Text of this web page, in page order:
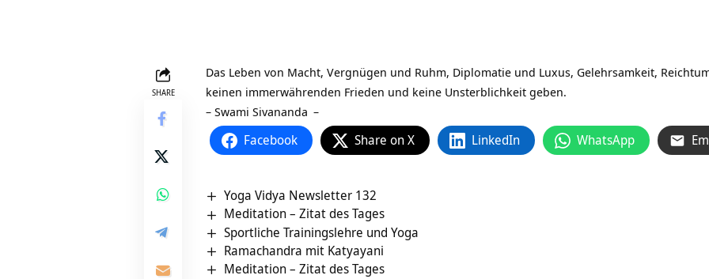
SHARE
Das Leben von Macht, Vergnügen und Ruhm, Diplomatie und Luxus, Gelehrsamkeit,
keinen immerwährenden Frieden und keine Unsterblichkeit geben.
– Swami Sivananda –
Facebook Share on X LinkedIn WhatsApp
Yoga Vidya Newsletter 132
Meditation – Zitat des Tages
Sportliche Trainingslehre und Yoga
Ramachandra mit Katyayani
Meditation – Zitat des Tages